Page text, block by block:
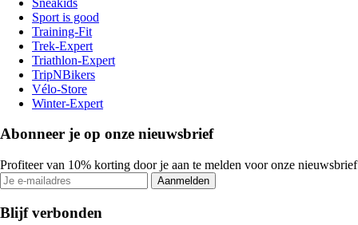
Sport is good
Training-Fit
Trek-Expert
Triathlon-Expert
TripNBikers
Vélo-Store
Winter-Expert
Abonneer je op onze nieuwsbrief
Profiteer van 10% korting door je aan te melden voor onze nieuwsbrief
Aanmelden
Blijf verbonden